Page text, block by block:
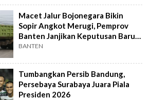
Macet Jalur Bojonegara Bikin
Sopir Angkot Merugi, Pemprov
Banten Janjikan Keputusan Baru 4
Hari Lagi
BANTEN
Tumbangkan Persib Bandung,
Persebaya Surabaya Juara Piala
Presiden 2026